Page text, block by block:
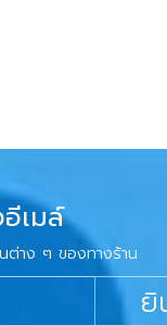
เมล์
ต่าง ๆ ของทางร้าน
ยิ